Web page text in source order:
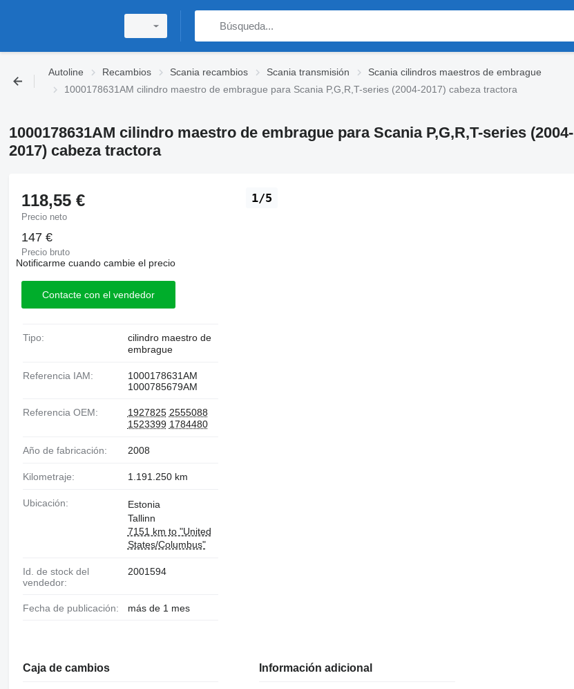
Autoline Recambios Scania recambios Scania transmisión
Scania cilindros maestros de embrague
1000178631AM cilindro maestro de embrague para Scania P,G,R,T-series (2004-2017) cabeza tractora
1000178631AM cilindro maestro de embrague para Scania P,G,R,T-series (2004-
2017) cabeza tractora
1/5
118,55 €
Precio neto
147 €
Precio bruto
Notificarme cuando cambie el precio
Contacte con el vendedor
Tipo:
cilindro maestro de
embrague
Referencia IAM:
1000178631AM
1000785679AM
Referencia OEM: 1927825 2555088
1523399 1784480
Año de fabricación: 2008
Kilometraje: 1.191.250 km
Ubicación:
Estonia
Tallinn
7151 km to "United
States/Columbus"
Id. de stock del
vendedor:
2001594
Fecha de publicación: más de 1 mes
Caja de cambios Información adicional